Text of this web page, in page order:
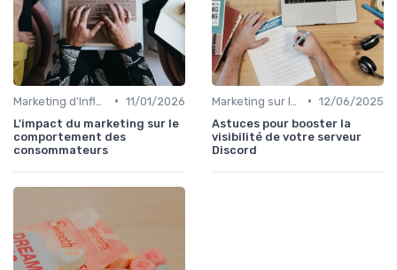
• 11/01/2026
L'impact du marketing sur le
comportement des
consommateurs
• 12/06/2025
Astuces pour booster la
visibilité de votre serveur
Discord